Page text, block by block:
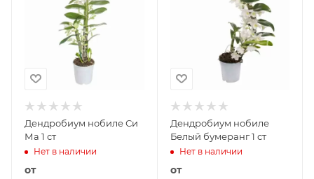
Дендробиум нобиле Си
Ма 1 ст
Нет в наличии
от
Дендробиум нобиле
Белый бумеранг 1 ст
Нет в наличии
от